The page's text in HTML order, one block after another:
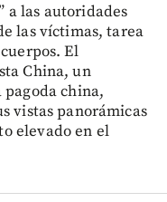
a las autoridades
las víctimas, tarea
El
China, un
china,
vistas panorámicas
elevado en el